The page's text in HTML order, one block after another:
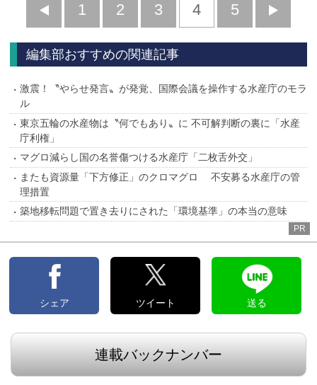
前
へ
1 2 3 4 5
へ
編集部おすすめの関連記事
激震！〝やらせ発言〟が発覚、国際会議を操作する水産庁のモラ
ル
東京五輪の水産物は〝何でもあり〟に 不可解判断の裏に「水産
庁利権」
マグロ減らし国の名誉傷つける水産庁「二枚舌外交」
またも資源量「下方修正」のクロマグロ 不安募る水産庁の管
理措置
築地移転問題で置き去りにされた「環境基準」の本当の意味
PR
シェア ツイート 送る
連載バックナンバー